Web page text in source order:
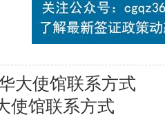
大使馆联系方式
使馆联系方式